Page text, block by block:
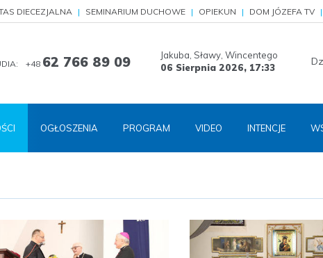
DIECEZJALNA SEMINARIUM DUCHOWE OPIEKUN DOM JÓZEFA TV
+48 62 766 89 09
Jakuba, Sławy, Wincentego
06 Sierpnia 2026, 17:33
OGŁOSZENIA PROGRAM VIDEO INTENCJE